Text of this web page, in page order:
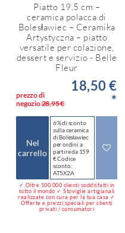
Piatto 19,5 cm –
ceramica polacca di
Bolesławiec – Ceramika
Artystyczna – piatto
versatile per colazione,
dessert e servizio - Belle
Fleur
prezzo di
negozio28,95 €
18,50 €
*
Nel
carrello
6% di sconto
sulla ceramica
di Bolesławiec
per ordini a
partire da 159
€ Codice
sconto:
AT5X2A
✓ Oltre 100.000 clienti soddisfatti in
tutto il mondo ✓ Stoviglie artigianali
realizzate con cura per la tua casa ✓
Offerte e prezzi speciali per clienti
privati / consumatori